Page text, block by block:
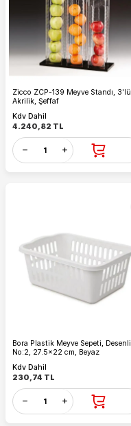
Zicco ZCP-139 Meyve Standı,
Akrilik, Şeffaf
Kdv Dahil
4.240,82 TL
Bora Plastik Meyve Sepeti,
No:2, 27.5x22 cm, Beyaz
Kdv Dahil
230,74 TL